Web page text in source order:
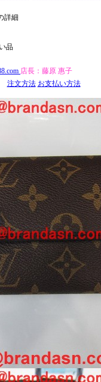
詳細
品
店長： 藤原 惠子
注文方法 お支払い方法